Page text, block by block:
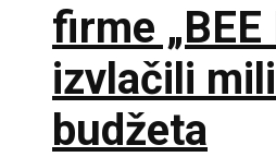
firme „BEE
izvlačili
budžeta